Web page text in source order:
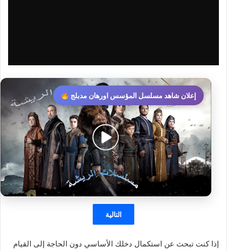
إعلان شاهد مسلسل المؤسس اورهان مدبلج
التالية
إذا كنت تبحث عن استكمال دخلك الأساسي دون الحاجة إلى القيام